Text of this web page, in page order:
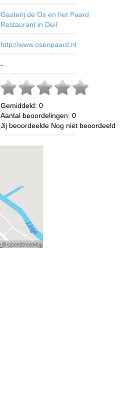
Gasterij de Os en het Paard
Restaurant in Deil
http://www.osenpaard.nl
-
Gemiddeld: 0
Aantal beoordelingen: 0
Jij beoordeelde Nog niet beoordeeld